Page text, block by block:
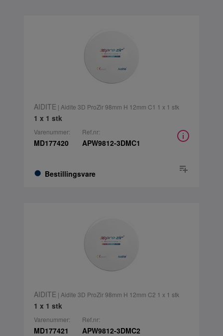
AIDITE | Aidite 3D ProZir 98mm H 12mm C1 1 x 1 stk
1 x 1 stk
Varenummer:
MD177420
Bestillingsvare
Ref.nr:
APW9812-3DMC1
AIDITE | Aidite 3D ProZir 98mm H 12mm C2 1 x 1 stk
1 x 1 stk
Varenummer:
MD177421
Ref.nr:
APW9812-3DMC2